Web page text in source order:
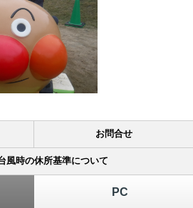
お問合せ
風時の休所基準について
PC